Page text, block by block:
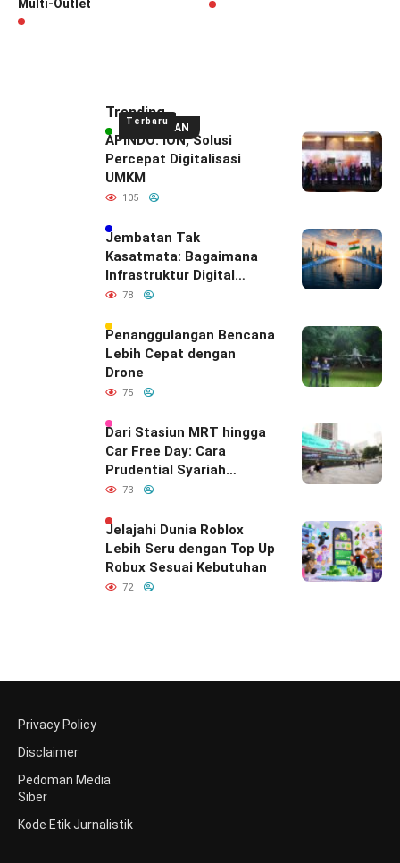
Multi-Outlet
UNGGULAN
Terbaru
Trending
APINDO: ION, Solusi
Percepat Digitalisasi
UMKM
105
Jembatan Tak
Kasatmata: Bagaimana
Infrastruktur Digital
Diam-Diam
Hubungan Indonesia–
India
78
Penanggulangan Bencana
Lebih Cepat dengan
Drone
75
Dari Stasiun MRT hingga
Car Free Day: Cara
Prudential Syariah
Merayakan yang Nomor
Indonesia
73
Jelajahi Dunia Roblox
Lebih Seru dengan Top Up
Robux Sesuai Kebutuhan
72
Privacy Policy
Disclaimer
Pedoman Media
Siber
Kode Etik Jurnalistik